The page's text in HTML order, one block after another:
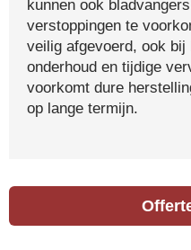
kunnen ook
verstoppingen te
veilig afgevoerd, ook
onderhoud en tijdige
voorkomt dure
op lange termijn.